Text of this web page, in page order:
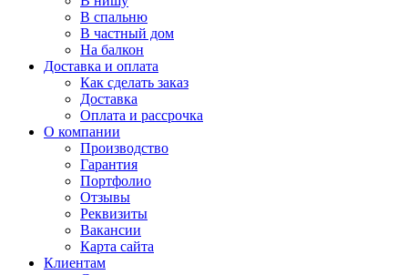
В спальню
В частный дом
На балкон
Доставка и оплата
Как сделать заказ
Доставка
Оплата и рассрочка
О компании
Производство
Гарантия
Портфолио
Отзывы
Реквизиты
Вакансии
Карта сайта
Клиентам